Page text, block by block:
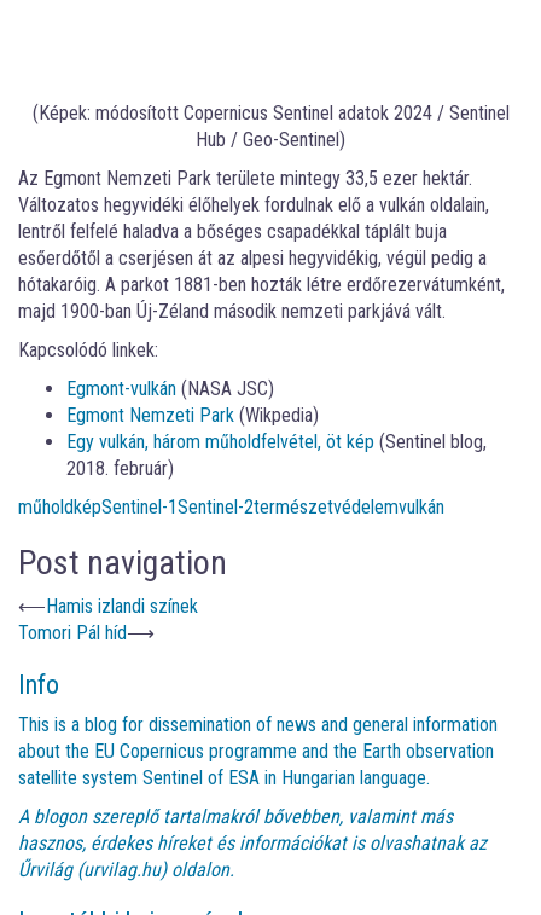
(Képek: módosított Copernicus Sentinel adatok 2024 / Sentinel
Hub / Geo-Sentinel)
Az Egmont Nemzeti Park területe mintegy 33,5 ezer hektár.
Változatos hegyvidéki élőhelyek fordulnak elő a vulkán oldalain,
lentről felfelé haladva a bőséges csapadékkal táplált buja
esőerdőtől a cserjésen át az alpesi hegyvidékig, végül pedig a
hótakaróig. A parkot 1881-ben hozták létre erdőrezervátumként,
majd 1900-ban Új-Zéland második nemzeti parkjává vált.
Kapcsolódó linkek:
Egmont-vulkán (NASA JSC)
Egmont Nemzeti Park (Wikpedia)
Egy vulkán, három műholdfelvétel, öt kép (Sentinel blog,
2018. február)
műholdképSentinel-1Sentinel-2természetvédelemvulkán
Post navigation
⟵Hamis izlandi színek
Tomori Pál híd⟶
Info
This is a blog for dissemination of news and general information
about the EU Copernicus programme and the Earth observation
satellite system Sentinel of ESA in Hungarian language.
A blogon szereplő tartalmakról bővebben, valamint más
hasznos, érdekes híreket és információkat is olvashatnak az
Űrvilág (urvilag.hu)oldalon.